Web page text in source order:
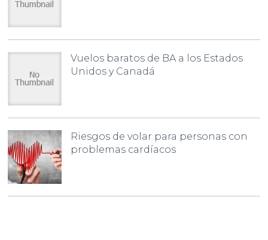
Vuelos baratos de BA a los Estados
Unidos y Canadá
Riesgos de volar para personas con
problemas cardíacos